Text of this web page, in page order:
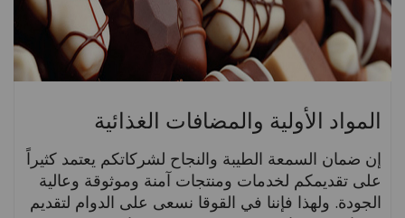
المواد الأولية والمضافات الغذائية
إن ضمان السمعة الطيبة والنجاح لشركاتكم يعتمد كثيراً
على تقديمكم لخدمات ومنتجات آمنة وموثوقة وعالية
الجودة. ولهذا فإننا في القوقا نسعى على الدوام لتقديم